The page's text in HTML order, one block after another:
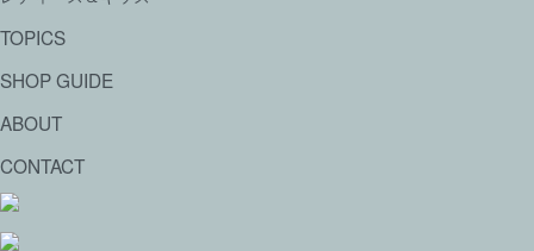
TOPICS
SHOP GUIDE
ABOUT
CONTACT